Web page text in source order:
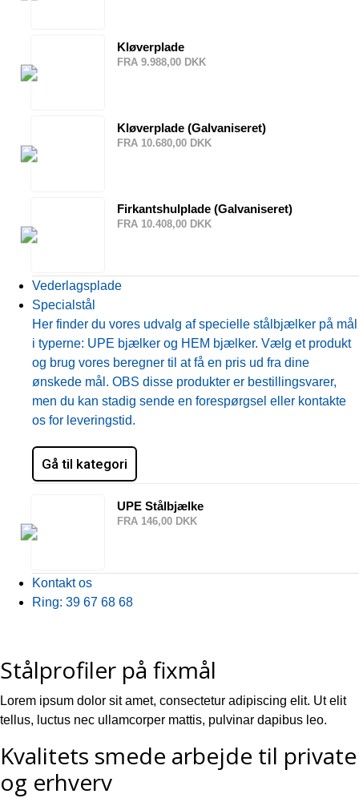
Kløverplade
FRA 9.988,00 DKK
Kløverplade (Galvaniseret)
FRA 10.680,00 DKK
Firkantshulplade (Galvaniseret)
FRA 10.408,00 DKK
Vederlagsplade
Specialstål
Her finder du vores udvalg af specielle stålbjælker på mål
i typerne: UPE bjælker og HEM bjælker. Vælg et produkt
og brug vores beregner til at få en pris ud fra dine
ønskede mål. OBS disse produkter er bestillingsvarer,
men du kan stadig sende en forespørgsel eller kontakte
os for leveringstid.
Gå til kategori
UPE Stålbjælke
FRA 146,00 DKK
Kontakt os
Ring: 39 67 68 68
Stålprofiler på fixmål
Lorem ipsum dolor sit amet, consectetur adipiscing elit. Ut elit
tellus, luctus nec ullamcorper mattis, pulvinar dapibus leo.
Kvalitets smede arbejde til private
og erhverv